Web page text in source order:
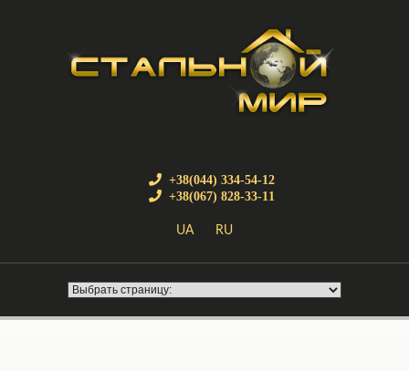
+38(044) 334-54-12
+38(067) 828-33-11
UA RU